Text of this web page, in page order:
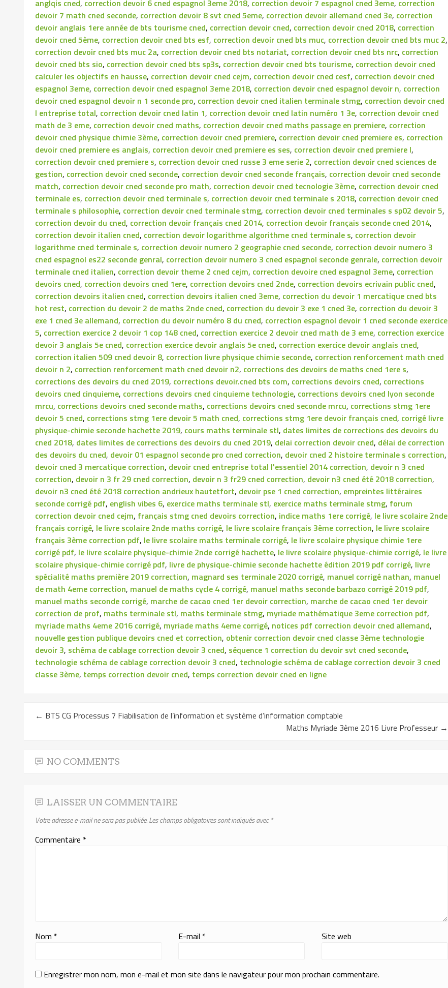
anglqis cned, correction devoir 6 cned espagnol 3eme 2018, correction devoir 7 espagnol cned 3eme, correction
devoir 7 math cned seconde, correction devoir 8 svt cned 5eme, correction devoir allemand cned 3e, correction
devoir anglais 1ere année de bts tourisme cned, correction devoir cned, correction devoir cned 2018, correction
devoir cned 5ème, correction devoir cned bts esf, correction devoir cned bts muc, correction devoir cned bts muc 2,
correction devoir cned bts muc 2a, correction devoir cned bts notariat, correction devoir cned bts nrc, correction
devoir cned bts sio, correction devoir cned bts sp3s, correction devoir cned bts tourisme, correction devoir cned
calculer les objectifs en hausse, correction devoir cned cejm, correction devoir cned cesf, correction devoir cned
espagnol 3eme, correction devoir cned espagnol 3eme 2018, correction devoir cned espagnol devoir n, correction
devoir cned espagnol devoir n 1 seconde pro, correction devoir cned italien terminale stmg, correction devoir cned
l entreprise total, correction devoir cned latin 1, correction devoir cned latin numéro 1 3e, correction devoir cned
math de 3 eme, correction devoir cned maths, correction devoir cned maths passage en premiere, correction
devoir cned physique chimie 3ème, correction devoir cned premiere, correction devoir cned premiere es, correction
devoir cned premiere es anglais, correction devoir cned premiere es ses, correction devoir cned premiere l,
correction devoir cned premiere s, correction devoir cned russe 3 eme serie 2, correction devoir cned sciences de
gestion, correction devoir cned seconde, correction devoir cned seconde français, correction devoir cned seconde
match, correction devoir cned seconde pro math, correction devoir cned tecnologie 3ème, correction devoir cned
terminale es, correction devoir cned terminale s, correction devoir cned terminale s 2018, correction devoir cned
terminale s philosophie, correction devoir cned terminale stmg, correction devoir cned terminales s sp02 devoir 5,
correction devoir du cned, correction devoir français cned 2014, correction devoir français seconde cned 2014,
correction devoir italien cned, correction devoir logarithme algorithme cned terminale s, correction devoir
logarithme cned terminale s, correction devoir numero 2 geographie cned seconde, correction devoir numero 3
cned espagnol es22 seconde genral, correction devoir numero 3 cned espagnol seconde genrale, correction devoir
terminale cned italien, correction devoir theme 2 cned cejm, correction devoire cned espagnol 3eme, correction
devoirs cned, correction devoirs cned 1ere, correction devoirs cned 2nde, correction devoirs ecrivain public cned,
correction devoirs italien cned, correction devoirs italien cned 3eme, correction du devoir 1 mercatique cned bts
hot rest, correction du devoir 2 de maths 2nde cned, correction du devoir 3 exe 1 cned 3e, correction du devoir 3
exe 1 cned 3e allemand, correction du devoir numéro 8 du cned, correction espagnol devoir 1 cned seconde exercice
5, correction exercice 2 devoir 1 cop 148 cned, correction exercice 2 devoir cned math de 3 eme, correction exercice
devoir 3 anglais 5e cned, correction exercice devoir anglais 5e cned, correction exercice devoir anglais cned,
correction italien 509 cned devoir 8, correction livre physique chimie seconde, correction renforcement math cned
devoir n 2, correction renforcement math cned devoir n2, corrections des devoirs de maths cned 1ere s,
corrections des devoirs du cned 2019, corrections devoir.cned bts com, corrections devoirs cned, corrections
devoirs cned cinquieme, corrections devoirs cned cinquieme technologie, corrections devoirs cned lyon seconde
mrcu, corrections devoirs cned seconde maths, corrections devoirs cned seconde mrcu, corrections stmg 1ere
devoir 5 cned, corrections stmg 1ere devoir 5 math cned, corrections stmg 1ere devoir français cned, corrigé livre
physique-chimie seconde hachette 2019, cours maths terminale stl, dates limites de corrections des devoirs du
cned 2018, dates limites de corrections des devoirs du cned 2019, delai correction devoir cned, délai de correction
des devoirs du cned, devoir 01 espagnol seconde pro cned correction, devoir cned 2 histoire terminale s correction,
devoir cned 3 mercatique correction, devoir cned entreprise total l'essentiel 2014 correction, devoir n 3 cned
correction, devoir n 3 fr 29 cned correction, devoir n 3 fr29 cned correction, devoir n3 cned été 2018 correction,
devoir n3 cned été 2018 correction andrieux hautetfort, devoir pse 1 cned correction, empreintes littéraires
seconde corrigé pdf, english vibes 6, exercice maths terminale stl, exercice maths terminale stmg, forum
correction devoir cned cejm, français stmg cned devoirs correction, indice maths 1ere corrigé, le livre scolaire 2nde
français corrigé, le livre scolaire 2nde maths corrigé, le livre scolaire français 3ème correction, le livre scolaire
français 3ème correction pdf, le livre scolaire maths terminale corrigé, le livre scolaire physique chimie 1ere
corrigé pdf, le livre scolaire physique-chimie 2nde corrigé hachette, le livre scolaire physique-chimie corrigé, le livre
scolaire physique-chimie corrigé pdf, livre de physique-chimie seconde hachette édition 2019 pdf corrigé, livre
spécialité maths première 2019 correction, magnard ses terminale 2020 corrigé, manuel corrigé nathan, manuel
de math 4eme correction, manuel de maths cycle 4 corrigé, manuel maths seconde barbazo corrigé 2019 pdf,
manuel maths seconde corrigé, marche de cacao cned 1er devoir correction, marche de cacao cned 1er devoir
correction de prof, maths terminale stl, maths terminale stmg, myriade mathématique 3eme correction pdf,
myriade maths 4eme 2016 corrigé, myriade maths 4eme corrigé, notices pdf correction devoir cned allemand,
nouvelle gestion publique devoirs cned et correction, obtenir correction devoir cned classe 3ème technologie
devoir 3, schéma de cablage correction devoir 3 cned, séquence 1 correction du devoir svt cned seconde,
technologie schéma de cablage correction devoir 3 cned, technologie schéma de cablage correction devoir 3 cned
classe 3ème, temps correction devoir cned, temps correction devoir cned en ligne
← BTS CG Processus 7 Fiabilisation de l’information et système d’information comptable
Maths Myriade 3ème 2016 Livre Professeur →
NO COMMENTS
LAISSER UN COMMENTAIRE
Votre adresse e-mail ne sera pas publiée.Les champs obligatoires sont indiqués avec*
Commentaire *
Nom * E-mail * Site web
Enregistrer mon nom, mon e-mail et mon site dans le navigateur pour mon prochain commentaire.